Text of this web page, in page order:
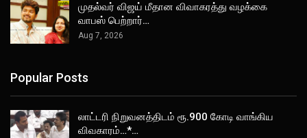
முதல்வர் விஜய் மீதான விவாகரத்து வழக்கை
வாபஸ் பெற்றார்…
Aug 7, 2026
Popular Posts
லாட்டரி நிறுவனத்திடம் ரூ.900 கோடி வாங்கிய
விவகாரம்…*…